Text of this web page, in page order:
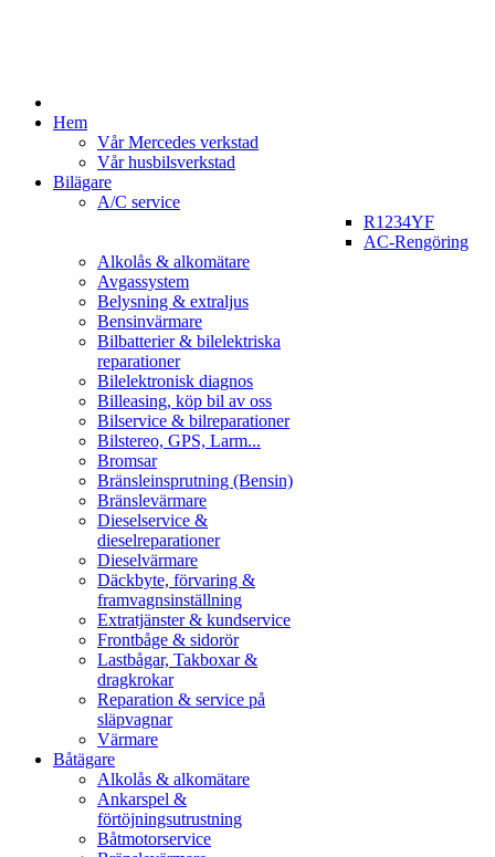
Hem
Vår Mercedes verkstad
Vår husbilsverkstad
Bilägare
A/C service
R1234YF
AC-Rengöring
Alkolås & alkomätare
Avgassystem
Belysning & extraljus
Bensinvärmare
Bilbatterier & bilelektriska
reparationer
Bilelektronisk diagnos
Billeasing, köp bil av oss
Bilservice & bilreparationer
Bilstereo, GPS, Larm...
Bromsar
Bränsleinsprutning (Bensin)
Bränslevärmare
Dieselservice &
dieselreparationer
Dieselvärmare
Däckbyte, förvaring &
framvagnsinställning
Extratjänster & kundservice
Frontbåge & sidorör
Lastbågar, Takboxar &
dragkrokar
Reparation & service på
släpvagnar
Värmare
Båtägare
Alkolås & alkomätare
Ankarspel &
förtöjningsutrustning
Båtmotorservice